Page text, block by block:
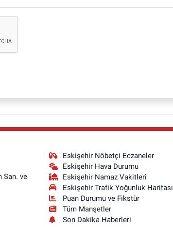
San. ve
Eskişehir Nöbetçi Eczaneler
Eskişehir Hava Durumu
Eskişehir Namaz Vakitleri
Eskişehir Trafik Yoğunluk Haritası
Puan Durumu ve Fikstür
Tüm Manşetler
Son Dakika Haberleri